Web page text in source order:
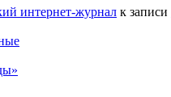
интернет-журнал к записи